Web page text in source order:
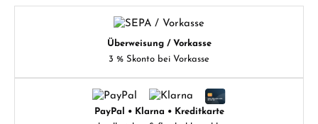
Überweisung / Vorkasse
3 % Skonto bei Vorkasse
PayPal • Klarna • Kreditkarte